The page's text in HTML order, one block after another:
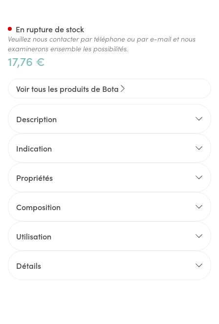
17,76 €
En rupture de stock
Veuillez nous contacter par téléphone ou par e-mail et nous
examinerons ensemble les possibilités.
Voir tous les produits de Bota
Description
Indication
Propriétés
Composition
Utilisation
Détails